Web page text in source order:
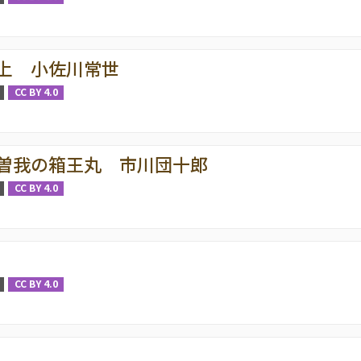
小佐川常世
CC BY 4.0
我の箱王丸 市川団十郎
CC BY 4.0
CC BY 4.0